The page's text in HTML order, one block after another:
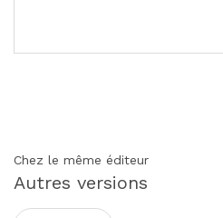
Chez le même éditeur
Autres versions